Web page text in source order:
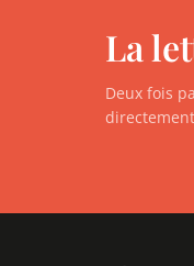
La
Deux fois